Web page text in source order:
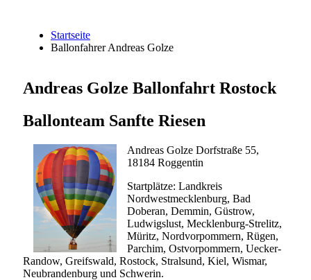
Startseite
Ballonfahrer Andreas Golze
Andreas Golze Ballonfahrt Rostock
Ballonteam Sanfte Riesen
Andreas Golze Dorfstraße 55,
18184 Roggentin
Startplätze: Landkreis
Nordwestmecklenburg, Bad
Doberan, Demmin, Güstrow,
Ludwigslust, Mecklenburg-Strelitz,
Müritz, Nordvorpommern, Rügen,
Parchim, Ostvorpommern, Uecker-
Randow, Greifswald, Rostock, Stralsund, Kiel, Wismar,
Neubrandenburg und Schwerin.